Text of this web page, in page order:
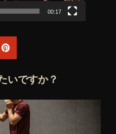
00:17
いですか？